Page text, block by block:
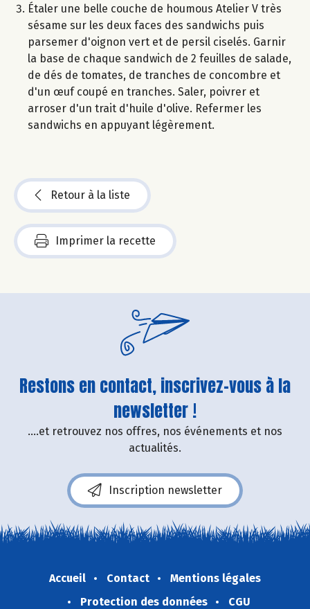
Étaler une belle couche de houmous Atelier V très
sésame sur les deux faces des sandwichs puis
parsemer d'oignon vert et de persil ciselés. Garnir
la base de chaque sandwich de 2 feuilles de salade,
de dés de tomates, de tranches de concombre et
d'un œuf coupé en tranches. Saler, poivrer et
arroser d'un trait d'huile d'olive. Refermer les
sandwichs en appuyant légèrement.
Retour à la liste
Imprimer la recette
Restons en contact, inscrivez-vous à la
newsletter !
....et retrouvez nos offres, nos événements et nos
actualités.
Inscription newsletter
Accueil Contact
Mentions légales
Protection des données
CGU